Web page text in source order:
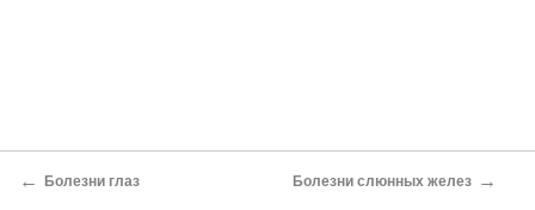
← Болезни глаз Болезни слюнных желез →